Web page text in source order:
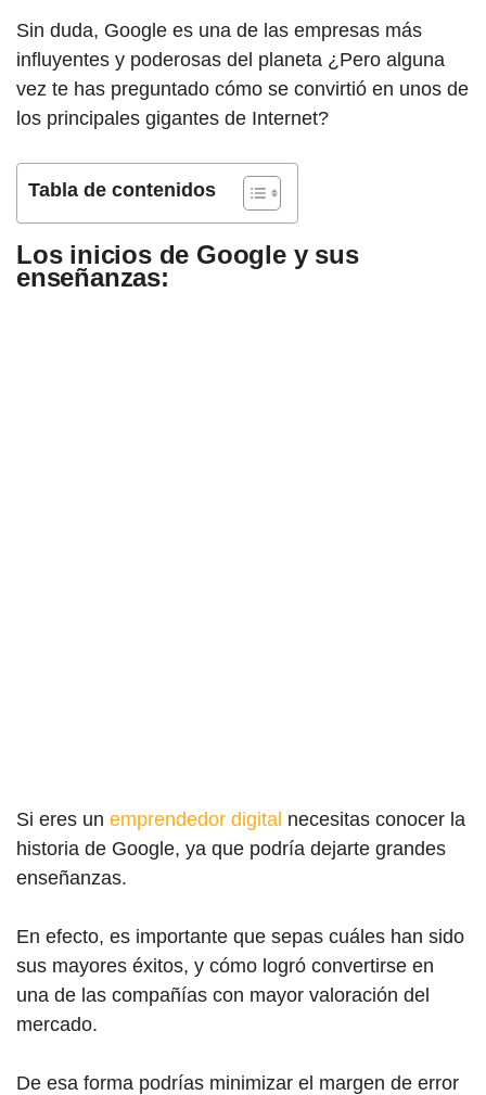
Sin duda, Google es una de las empresas más
influyentes y poderosas del planeta ¿Pero alguna
vez te has preguntado cómo se convirtió en unos de
los principales gigantes de Internet?
Tabla de contenidos
Los inicios de Google y sus
enseñanzas:
Si eres un emprendedor digital necesitas conocer la
historia de Goog le, ya que podría dejarte grandes
enseñanzas.
En efecto, es importante que sepas cuáles han sido
sus mayores éxitos, y cómo logró convertirse en
una de las compañías con mayor valoración del
mercado.
De esa forma podrías minimizar el margen de error